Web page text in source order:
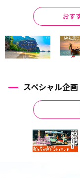
おす
スペシャル企画